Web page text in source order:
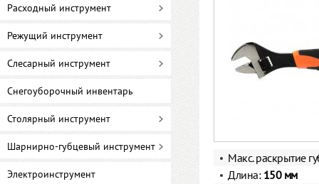
Расходный инструмент
Режущий инструмент
Слесарный инструмент
Снегоуборочный инвентарь
Столярный инструмент
Шарнирно-губцевый инструмент
Электроинструмент
Макс. раскрытие
Длина: 150 мм